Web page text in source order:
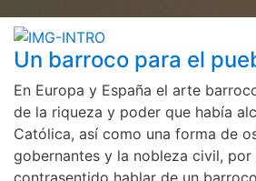
Un barroco para el
En Europa y España el arte
de la riqueza y poder que había
Católica, así como una forma de
gobernantes y la nobleza civil, por